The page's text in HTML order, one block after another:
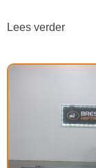
Lees verder